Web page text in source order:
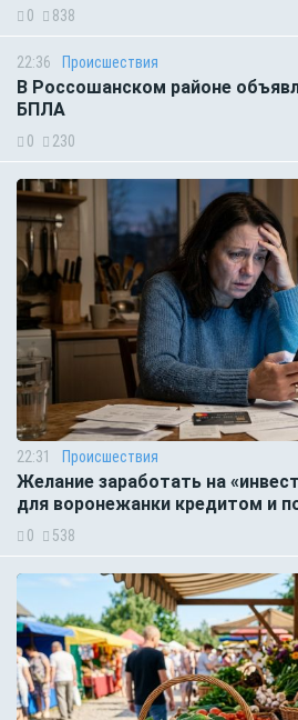
0 838
22:36 Происшествия
В Россошанском районе
БПЛА
0 230
22:31 Происшествия
Желание заработать на
для воронежанки кредитом и
0 538